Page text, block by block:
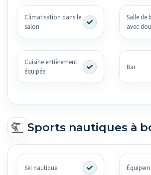
Climatisation dans le
salon
Salle de
avec
Cuisine entièrement
équipée
Bar
Sports nautiques à
Ski nautique